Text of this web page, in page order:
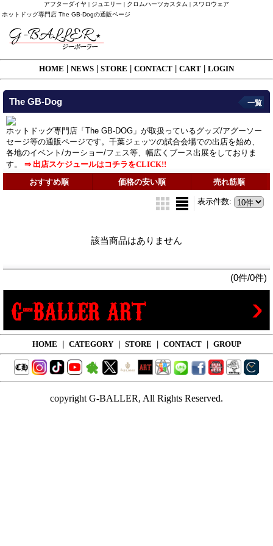
アフターダイヤ | ジュエリー | クロムハーツカスタム | スワロウェア
ホットドッグ専門店 The GB-Dogの通販ページ
HOME NEWS STORE CONTACT CART LOGIN
The GB-Dog
ホットドッグ専門店「The GB-DOG」が取扱っているグッズ/アグーソー
セージ等の通販ページです。千葉ジェッツの試合会場での出店を始め、
各地のイベント/カーショー/フェス等、幅広くブース出展をしておりま
す。
⇒ 出店スケジュールはコチラをCLICK!!
一覧
おすすめ順 価格の安い順 売れ筋順
表示件数:
該当商品はありません
(0件/0件)
HOME | CATEGORY | STORE | CONTACT | GROUP
copyright G-BALLER, All Rights Reserved.